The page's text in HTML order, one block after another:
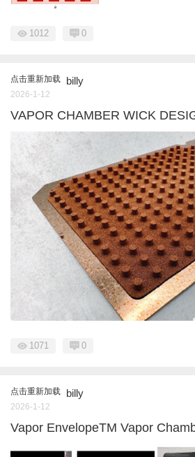
1012 0
点击重新加载 billy
2026-1-12
VAPOR CHAMBER WICK
1071 0
点击重新加载 billy
2026-1-12
Vapor EnvelopeTM Vapor